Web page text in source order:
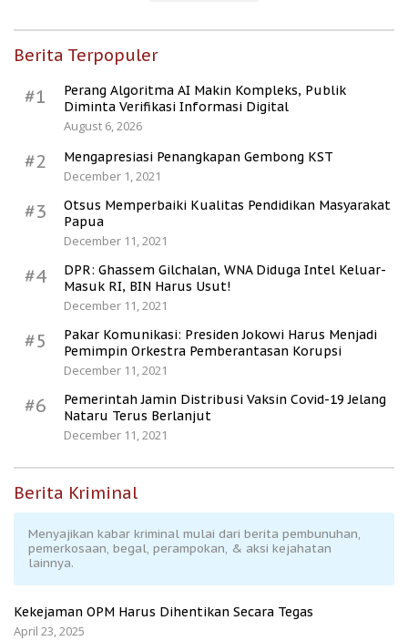
Berita Terpopuler
#1
Perang Algoritma AI Makin Kompleks, Publik
Diminta Verifikasi Informasi Digital
August 6, 2026
#2
Mengapresiasi Penangkapan Gembong KST
December 1, 2021
#3
Otsus Memperbaiki Kualitas Pendidikan Masyarakat
Papua
December 11, 2021
#4
DPR: Ghassem Gilchalan, WNA Diduga Intel Keluar-
Masuk RI, BIN Harus Usut!
December 11, 2021
#5
Pakar Komunikasi: Presiden Jokowi Harus Menjadi
Pemimpin Orkestra Pemberantasan Korupsi
December 11, 2021
#6
Pemerintah Jamin Distribusi Vaksin Covid-19 Jelang
Nataru Terus Berlanjut
December 11, 2021
Berita Kriminal
Menyajikan kabar kriminal mulai dari berita pembunuhan,
pemerkosaan, begal, perampokan, & aksi kejahatan
lainnya.
Kekejaman OPM Harus Dihentikan Secara Tegas
April 23, 2025